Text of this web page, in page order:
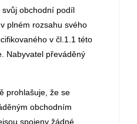
obchodní podíl
plném rozsahu svého
v čl.1.1 této
Nabyvatel převáděný
prohlašuje, že se
obchodním
spojeny žádné